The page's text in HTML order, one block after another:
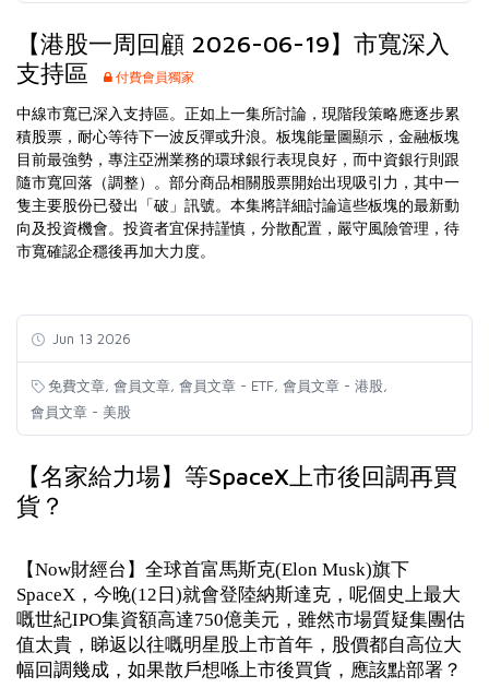
【港股一周回顧 2026-06-19】市寬深入
支持區
付費會員獨家
中線市寬已深入支持區。正如上一集所討論，現階段策略應逐步累
積股票，耐心等待下一波反彈或升浪。板塊能量圖顯示，金融板塊
目前最強勢，專注亞洲業務的環球銀行表現良好，而中資銀行則跟
隨市寬回落（調整）。部分商品相關股票開始出現吸引力，其中一
隻主要股份已發出「破」訊號。本集將詳細討論這些板塊的最新動
向及投資機會。投資者宜保持謹慎，分散配置，嚴守風險管理，待
市寬確認企穩後再加大力度。
Jun 13 2026
免費文章 會員文章 會員文章 - ETF 會員文章 - 港股
會員文章 - 美股
【名家給力場】等SpaceX上市後回調再買
貨？
【Now財經台】全球首富馬斯克(Elon Musk)旗下
SpaceX，今晚(12日)就會登陸納斯達克，呢個史上最大
嘅世紀IPO集資額高達750億美元，雖然市場質疑集團估
值太貴，睇返以往嘅明星股上市首年，股價都自高位大
幅回調幾成，如果散戶想喺上市後買貨，應該點部署？